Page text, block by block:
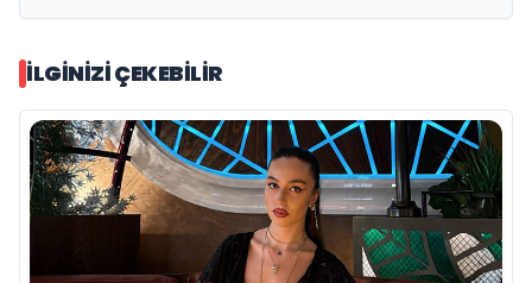
İLGINIZI ÇEKEBILIR